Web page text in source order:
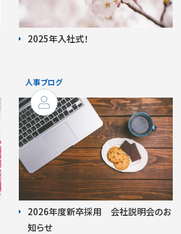
2025年入社式！
2026年度新卒採用 会社説明会のお
知らせ